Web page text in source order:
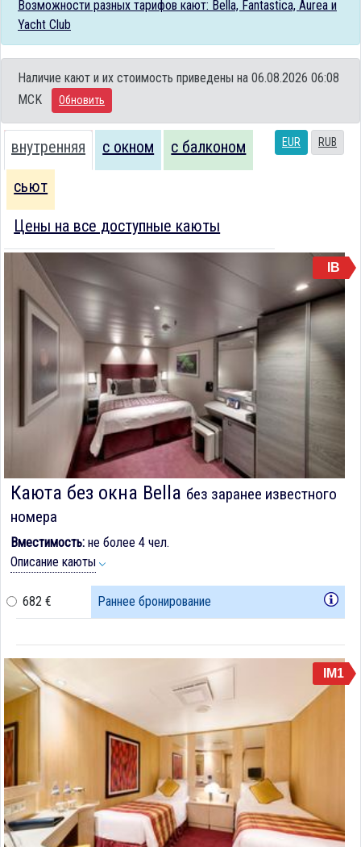
Возможности разных тарифов кают: Bella, Fantastica, Aurea и
Yacht Club
Наличие кают и их стоимость приведены на 06.08.2026 06:08
MCK
Обновить
EUR RUB
внутренняя с окном с балконом
сьют
Цены на все доступные каюты
IB
Каюта без окна Bella без заранее известного
номера
Вместимость: не более 4 чел.
Описание каюты
682 € Раннее бронирование
IM1